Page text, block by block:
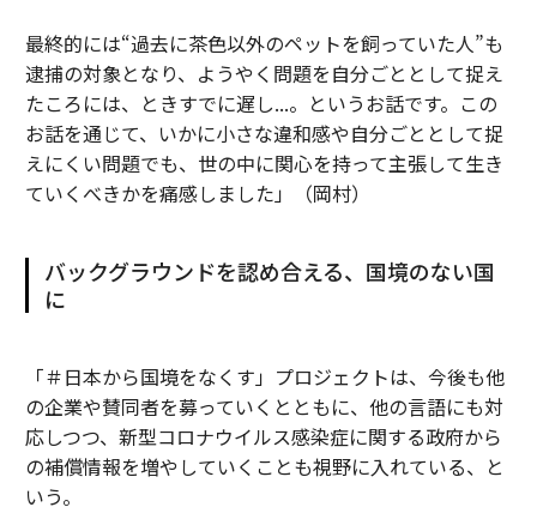
最終的には“過去に茶色以外のペットを飼っていた人”も
逮捕の対象となり、ようやく問題を自分ごととして捉え
たころには、ときすでに遅し...。というお話です。この
お話を通じて、いかに小さな違和感や自分ごととして捉
えにくい問題でも、世の中に関心を持って主張して生き
ていくべきかを痛感しました」（岡村）
バックグラウンドを認め合える、国境のない国
に
「＃日本から国境をなくす」プロジェクトは、今後も他
の企業や賛同者を募っていくとともに、他の言語にも対
応しつつ、新型コロナウイルス感染症に関する政府から
の補償情報を増やしていくことも視野に入れている、と
いう。